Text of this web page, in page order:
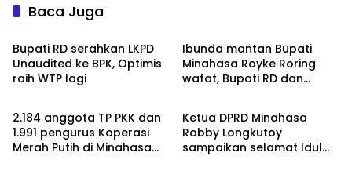
Baca Juga
Minahasa
Bupati RD serahkan LKPD
Unaudited ke BPK, Optimis
raih WTP lagi
Ibunda mantan Bupati
Minahasa Royke Roring
wafat, Bupati RD dan
Minahasa
2.184 anggota TP PKK dan
1.991 pengurus Koperasi
Merah Putih di Minahasa
Minahasa
Ketua DPRD Minahasa
Robby Longkutoy
sampaikan selamat Idul
Minahasa Minahasa